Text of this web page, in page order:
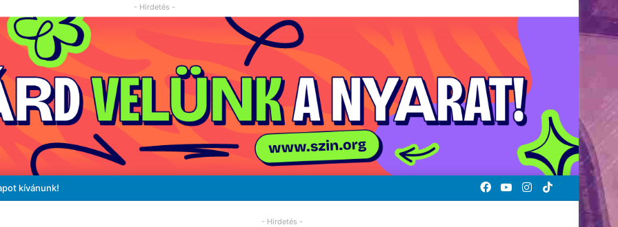
- Hirdetés -
kívánunk! TikTok
Instagram
YouTube
Facebook
- Hirdetés -